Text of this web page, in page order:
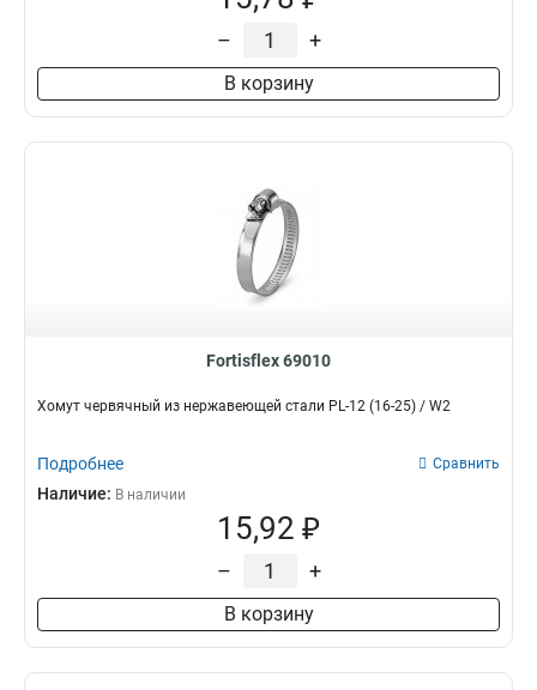
– +
В корзину
Fortisflex 69010
Хомут червячный из нержавеющей стали PL-12 (16-25) / W2
Подробнее Сравнить
Наличие: В наличии
15,92 ₽
– +
В корзину